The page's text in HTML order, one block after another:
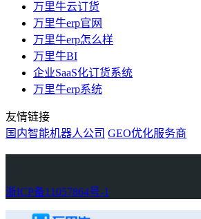
万里牛云订货
万里牛erp官网
万里牛erp怎么样
万里牛BI
企业SaaS化订货系统
万里牛erp系统
友情链接
国内智能机器人公司 GEO优化服务商
浙ICP备11057864号-1